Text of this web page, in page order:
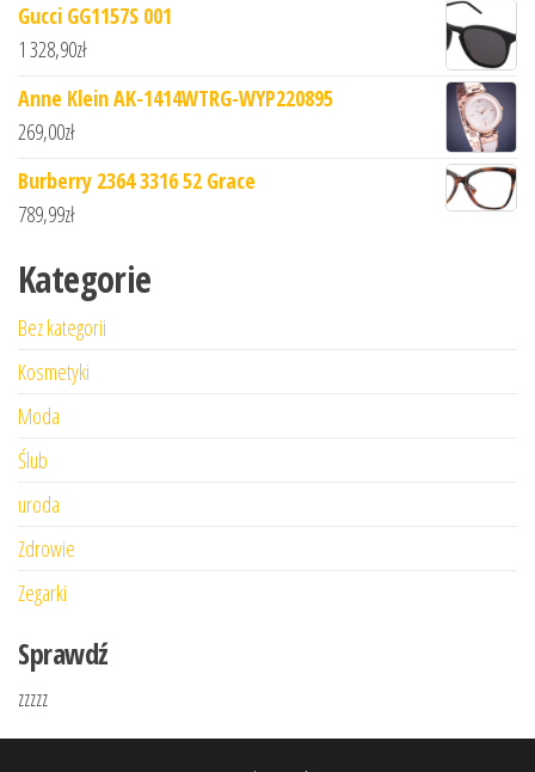
Gucci GG1157S 001
1 328,90zł
Anne Klein AK-1414WTRG-WYP220895
269,00zł
Burberry 2364 3316 52 Grace
789,99zł
Kategorie
Bez kategorii
Kosmetyki
Moda
Ślub
uroda
Zdrowie
Zegarki
Sprawdź
zzzzz